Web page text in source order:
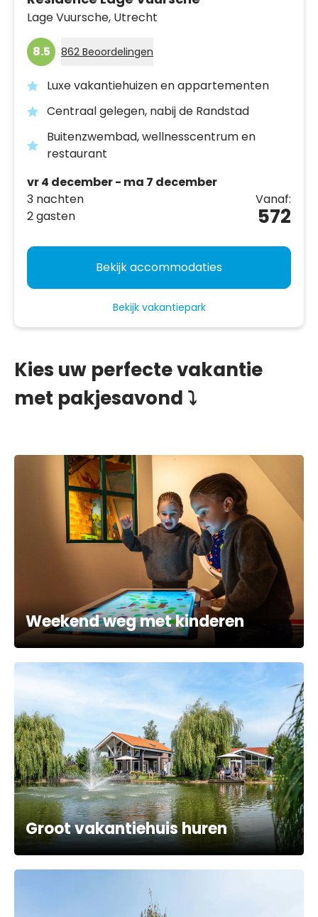
Lage Vuursche, Utrecht
8.5 862 Beoordelingen
Luxe vakantiehuizen en appartementen
Centraal gelegen, nabij de Randstad
Buitenzwembad, wellnesscentrum en
restaurant
vr 4 december - ma 7 december
3 nachten
2 gasten
Vanaf:
572
Bekijk accommodaties
Bekijk vakantiepark
Kies uw perfecte vakantie
met pakjesavond ⤵
Weekend weg met kinderen
Groot vakantiehuis huren